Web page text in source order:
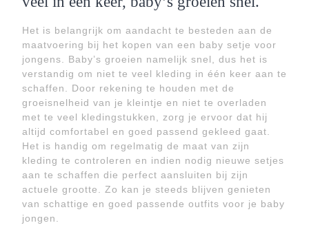
Het is belangrijk om aandacht te besteden aan de
maatvoering bij het kopen van een baby setje voor
jongens. Baby’s groeien namelijk snel, dus het is
verstandig om niet te veel kleding in één keer aan te
schaffen. Door rekening te houden met de
groeisnelheid van je kleintje en niet te overladen
met te veel kledingstukken, zorg je ervoor dat hij
altijd comfortabel en goed passend gekleed gaat.
Het is handig om regelmatig de maat van zijn
kleding te controleren en indien nodig nieuwe setjes
aan te schaffen die perfect aansluiten bij zijn
actuele grootte. Zo kan je steeds blijven genieten
van schattige en goed passende outfits voor je baby
jongen.